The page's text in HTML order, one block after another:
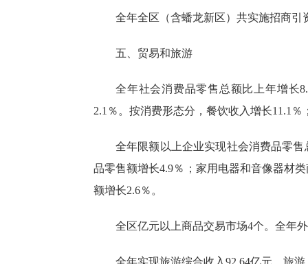
全年全区（含蟠龙新区）共实施招商引
五、贸易和旅游
全年社会消费品零售总额比上年增长
2.1％。按消费形态分，餐饮收入增长11.1％
全年限额以上企业实现社会消费品零售
品零售额增长4.9％；家用电器和音像器材
额增长2.6％。
全区亿元以上商品交易市场4个。全年
全年实现旅游综合收入92.64亿元，旅